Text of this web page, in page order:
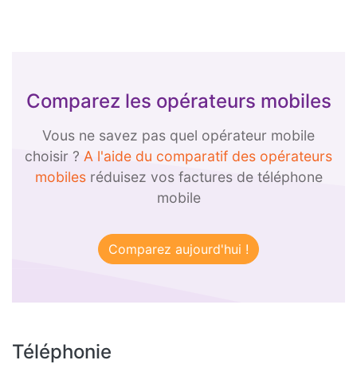
Comparez les opérateurs mobiles
Vous ne savez pas quel opérateur mobile
choisir ? A l'aide du comparatif des opérateurs
mobilesréduisez vos factures de téléphone
mobile
Téléphonie